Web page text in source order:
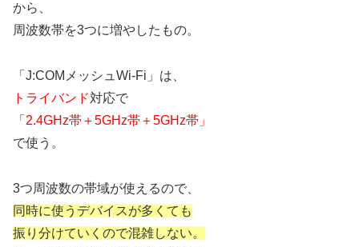
から、
周波数帯を3つに増やしたもの。
「J:COMメッシュWi-Fi」は、
トライバンド対応で
「2.4GHz帯＋5GHz帯＋5GHz帯」
で使う。
3つ周波数の帯域が使えるので、
同時に使うデバイスが多くても
振り分けていくので混雑しない。